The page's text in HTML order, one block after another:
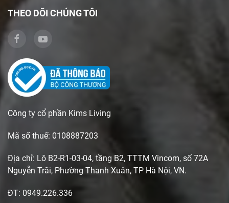
THEO DÕI CHÚNG TÔI
Công ty cổ phần Kims Living
Mã số thuế: 0108887203
Địa chỉ: Lô B2-R1-03-04, tầng B2, TTTM Vincom, số 72A
Nguyễn Trãi, Phường Thanh Xuân, TP Hà Nội, VN.
ĐT: 0949.226.336